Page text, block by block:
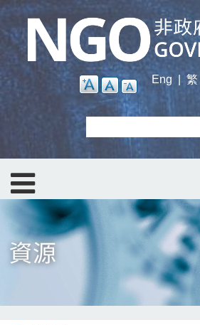
Skip
main
content
Eng
繁